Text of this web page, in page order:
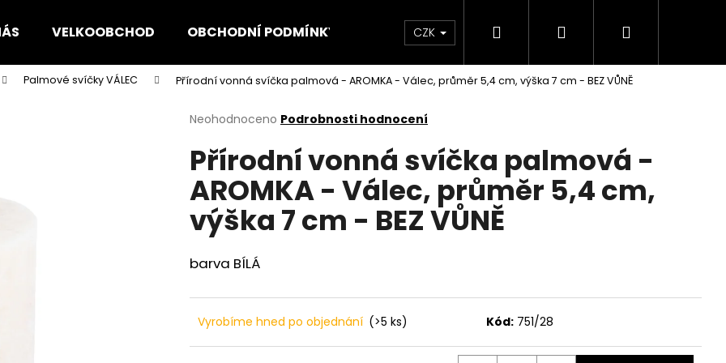
VELKOOBCHOD OBCHODNÍ PODMÍNKY KONTAKTY
CZK Hledat PřihlášeníNákupní
Palmové svíčky VÁLEC Přírodní vonná svíčka palmová - AROMKA - Válec, průměr 5,4 cm, výška 7 cm - BEZ VŮNĚ
Průměrné
produktu
je
0,0
z
5
hvězdiček.
Neohodnoceno Podrobnosti hodnocení
Přírodní vonná svíčka palmová -
AROMKA - Válec, průměr 5,4 cm,
výška 7 cm - BEZ VŮNĚ
barva BÍLÁ
Vyrobíme hned po objednání (>5 ks) Kód: 751/28
Co potřebujete najít?
HLEDAT